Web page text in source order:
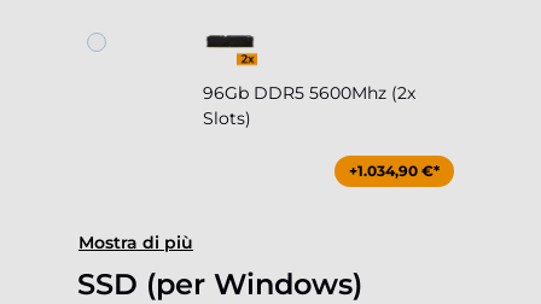
96Gb DDR5 5600Mhz (2x
Slots)
+1.034,90 €*
Mostra di più
SSD (per Windows)